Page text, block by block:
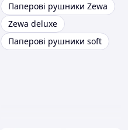
Паперові рушники Zewa
Zewa deluxe
Паперові рушники soft